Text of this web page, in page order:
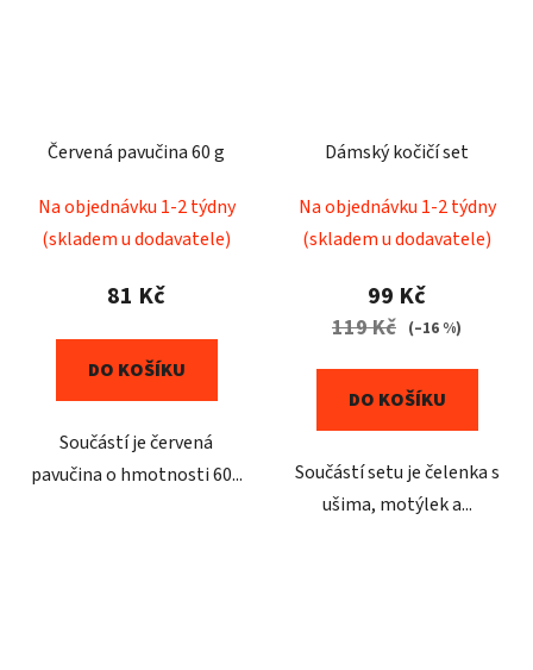
Červená pavučina 60 g
Na objednávku 1-2 týdny
(skladem u dodavatele)
81 Kč
DO KOŠÍKU
Součástí je červená
pavučina o hmotnosti 60...
Dámský kočičí set
Na objednávku 1-2 týdny
(skladem u dodavatele)
99 Kč
119 Kč (–16 %)
DO KOŠÍKU
Součástí setu je čelenka s
ušima, motýlek a...